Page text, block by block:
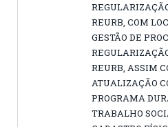
REURB, COM
GESTÃO DE
REURB, ASSIM
ATUALIZAÇÃO
PROGRAMA
TRABALHO